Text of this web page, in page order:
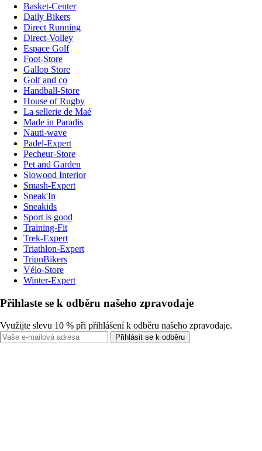
Basket-Center
Daily Bikers
Direct Running
Direct-Volley
Espace Golf
Foot-Store
Gallop Store
Golf and co
Handball-Store
House of Rugby
La sellerie de Maé
Made in Paradis
Nauti-wave
Padel-Expert
Pecheur-Store
Pet and Garden
Slowood Interior
Smash-Expert
Sneak'In
Sneakids
Sport is good
Training-Fit
Trek-Expert
Triathlon-Expert
TripnBikers
Vélo-Store
Winter-Expert
Přihlaste se k odběru našeho zpravodaje
Využijte slevu 10 % při přihlášení k odběru našeho zpravodaje.
Přihlásit se k odběru